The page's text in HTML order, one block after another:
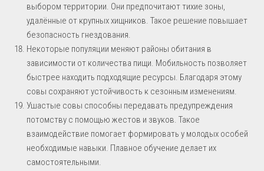
выбором территории. Они предпочитают тихие зоны,
удалённые от крупных хищников. Такое решение повышает
безопасность гнездования.
Некоторые популяции меняют районы обитания в
зависимости от количества пищи. Мобильность позволяет
быстрее находить подходящие ресурсы. Благодаря этому
совы сохраняют устойчивость к сезонным изменениям.
Ушастые совы способны передавать предупреждения
потомству с помощью жестов и звуков. Такое
взаимодействие помогает формировать у молодых особей
необходимые навыки. Плавное обучение делает их
самостоятельными.